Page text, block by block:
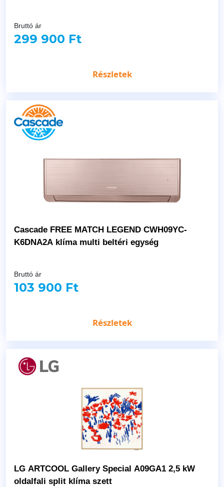
Bruttó ár
299 900 Ft
Részletek
Cascade FREE MATCH LEGEND CWH09YC-
K6DNA2A klíma multi beltéri egység
Bruttó ár
103 900 Ft
Részletek
LG ARTCOOL Gallery Special A09GA1 2,5 kW
oldalfali split klíma szett